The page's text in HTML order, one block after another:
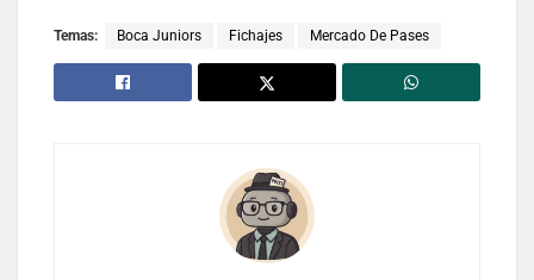
Temas: Boca Juniors Fichajes Mercado De Pases